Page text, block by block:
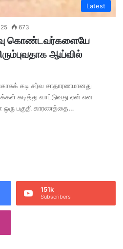
Latest
673
கொண்டவர்களையே
ஆய்வில்
கடி சர்வ சாதாரணமானது
கடித்து வாட்டுவது ஏன் என
ஒரு பகுதி காரணத்தை…
151k
Subscribers